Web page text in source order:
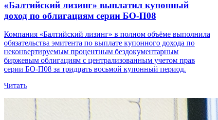
«Балтийский лизинг» выплатил купонный
доход по облигациям серии БО-П08
Компания «Балтийский лизинг» в полном объёме выполнила
обязательства эмитента по выплате купонного дохода по
неконвертируемым процентным бездокументарным
биржевым облигациям с централизованным учетом прав
серии БО-П08 за тридцать восьмой купонный период.
Читать